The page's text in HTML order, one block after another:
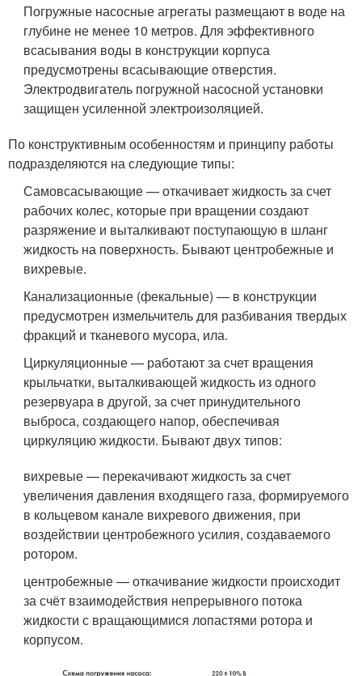
Погружные насосные агрегаты размещают в воде на
глубине не менее 10 метров. Для эффективного
всасывания воды в конструкции корпуса
предусмотрены всасывающие отверстия.
Электродвигатель погружной насосной установки
защищен усиленной электроизоляцией.
По конструктивным особенностям и принципу работы
подразделяются на следующие типы:
Самовсасывающие — откачивает жидкость за счет
рабочих колес, которые при вращении создают
разряжение и выталкивают поступающую в шланг
жидкость на поверхность. Бывают центробежные и
вихревые.
Канализационные (фекальные) — в конструкции
предусмотрен измельчитель для разбивания твердых
фракций и тканевого мусора, ила.
Циркуляционные — работают за счет вращения
крыльчатки, выталкивающей жидкость из одного
резервуара в другой, за счет принудительного
выброса, создающего напор, обеспечивая
циркуляцию жидкости. Бывают двух типов:
вихревые — перекачивают жидкость за счет
увеличения давления входящего газа, формируемого
в кольцевом канале вихревого движения, при
воздействии центробежного усилия, создаваемого
ротором.
центробежные — откачивание жидкости происходит
за счёт взаимодействия непрерывного потока
жидкости с вращающимися лопастями ротора и
корпусом.